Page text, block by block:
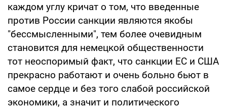
каждом углу кричат о том, что введенные
против России санкции являются якобы
"бессмысленными", тем более очевидным
становится для немецкой общественности
тот неоспоримый факт, что санкции ЕС и США
прекрасно работают и очень больно бьют в
самое сердце и без того слабой российской
экономики, а значит и политического